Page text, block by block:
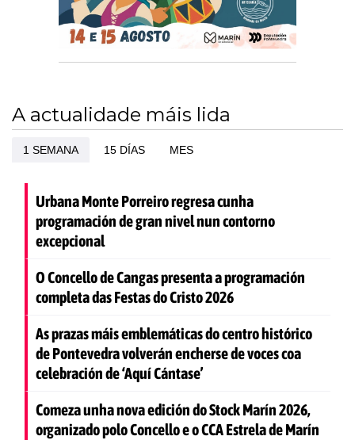
A actualidade máis lida
1 SEMANA 15 DÍAS MES
Urbana Monte Porreiro regresa cunha
programación de gran nivel nun contorno
excepcional
O Concello de Cangas presenta a programación
completa das Festas do Cristo 2026
As prazas máis emblemáticas do centro histórico
de Pontevedra volverán encherse de voces coa
celebración de ‘Aquí Cántase’
Comeza unha nova edición do Stock Marín 2026,
organizado polo Concello e o CCA Estrela de Marín